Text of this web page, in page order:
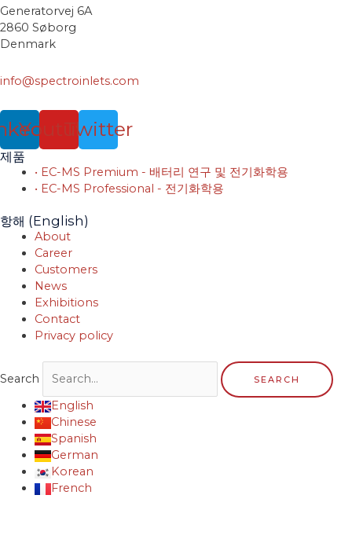
Generatorvej 6A
2860 Søborg
Denmark
info@spectroinlets.com
YoutubeTwitter
제품
• EC-MS Premium - 배터리 연구 및 전기화학용
• EC-MS Professional - 전기화학용
항해 (English)
About
Career
Customers
News
Exhibitions
Contact
Privacy policy
Search SEARCH
English
Chinese
Spanish
German
Korean
French